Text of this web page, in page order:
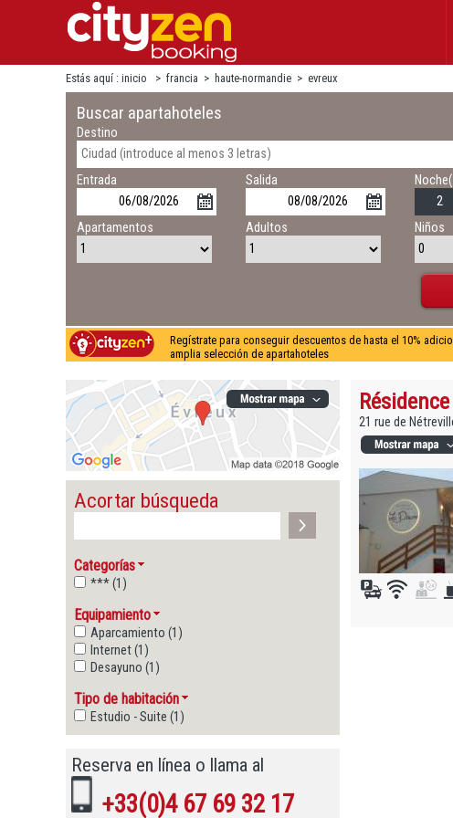
Estás aquí : inicio > francia > haute-normandie > evreux
Buscar apartahoteles
Destino
Entrada Salida
Apartamentos Adultos Niños
Regístrate para conseguir descuentos de hasta el 10%
amplia selección de apartahoteles
Acortar búsqueda
Categorías
*** (1)
Equipamiento
Aparcamiento (1)
Internet (1)
Desayuno (1)
Tipo de habitación
Estudio - Suite (1)
Reserva en línea o llama al
+33(0)4 67 69 32 17
21 rue de